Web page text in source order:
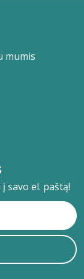
mumis
savo el. paštą!